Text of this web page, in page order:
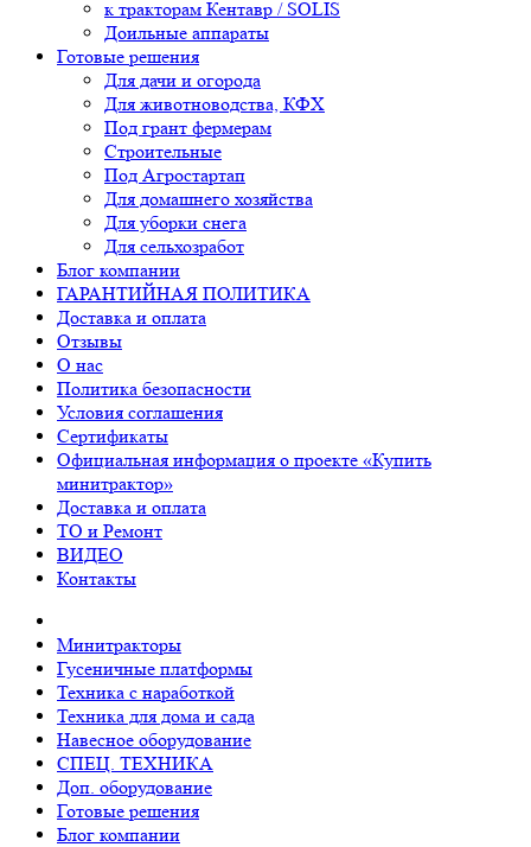
к тракторам Кентавр / SOLIS
Доильные аппараты
Готовые решения
Для дачи и огорода
Для животноводства, КФХ
Под грант фермерам
Строительные
Под Агростартап
Для домашнего хозяйства
Для уборки снега
Для сельхозработ
Блог компании
ГАРАНТИЙНАЯ ПОЛИТИКА
Доставка и оплата
Отзывы
О нас
Политика безопасности
Условия соглашения
Сертификаты
Официальная информация о проекте «Купить
минитрактор»
Доставка и оплата
ТО и Ремонт
ВИДЕО
Контакты
Минитракторы
Гусеничные платформы
Техника с наработкой
Техника для дома и сада
Навесное оборудование
СПЕЦ. ТЕХНИКА
Доп. оборудование
Готовые решения
Блог компании